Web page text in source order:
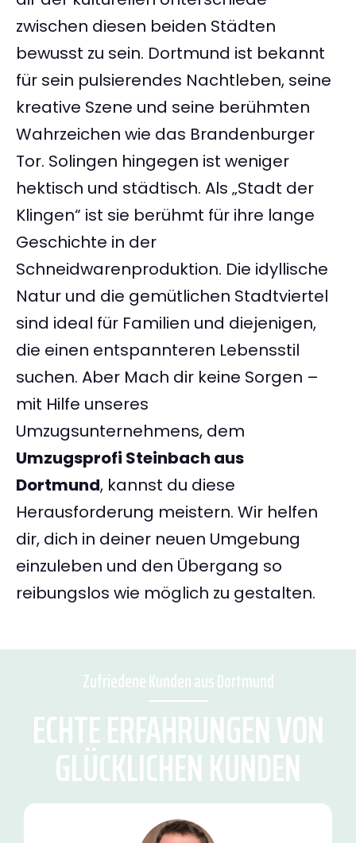
zwischen diesen beiden Städten
bewusst zu sein. Dortmund ist bekannt
für sein pulsierendes Nachtleben, seine
kreative Szene und seine berühmten
Wahrzeichen wie das Brandenburger
Tor. Solingen hingegen ist weniger
hektisch und städtisch. Als „Stadt der
Klingen“ ist sie berühmt für ihre lange
Geschichte in der
Schneidwarenproduktion. Die idyllische
Natur und die gemütlichen Stadtviertel
sind ideal für Familien und diejenigen,
die einen entspannteren Lebensstil
suchen. Aber Mach dir keine Sorgen –
mit Hilfe unseres
Umzugsunternehmens, dem
Umzugsprofi Steinbach aus
Dortmund, kannst du diese
Herausforderung meistern. Wir helfen
dir, dich in deiner neuen Umgebung
einzuleben und den Übergang so
reibungslos wie möglich zu gestalten.
Zufriedene Kunden aus Dortmund
ECHTE ERFAHRUNGEN VON
GLÜCKLICHEN KUNDEN